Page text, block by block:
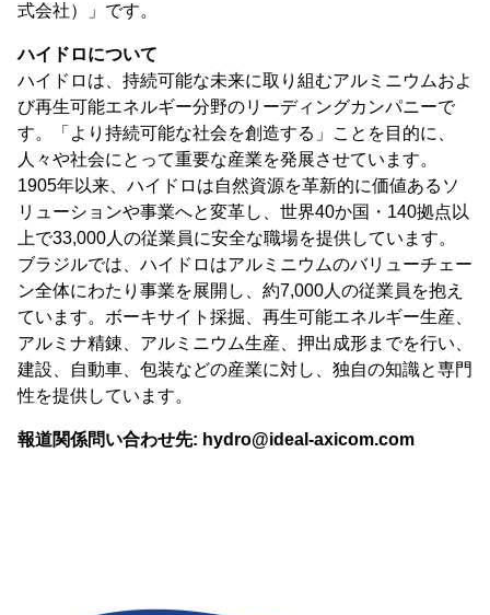
式会社）」です。
ハイドロについて
ハイドロは、持続可能な未来に取り組むアルミニウムおよ
び再生可能エネルギー分野のリーディングカンパニーで
す。「より持続可能な社会を創造する」ことを目的に、
人々や社会にとって重要な産業を発展させています。
1905年以来、ハイドロは自然資源を革新的に価値あるソ
リューションや事業へと変革し、世界40か国・140拠点以
上で33,000人の従業員に安全な職場を提供しています。
ブラジルでは、ハイドロはアルミニウムのバリューチェー
ン全体にわたり事業を展開し、約7,000人の従業員を抱え
ています。ボーキサイト採掘、再生可能エネルギー生産、
アルミナ精錬、アルミニウム生産、押出成形までを行い、
建設、自動車、包装などの産業に対し、独自の知識と専門
性を提供しています。
報道関係問い合わせ先: hydro@ideal-axicom.com